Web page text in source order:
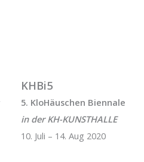
KHBi5
5. KloHäuschen Biennale
in der KH-KUNSTHALLE
10. Juli – 14. Aug 2020